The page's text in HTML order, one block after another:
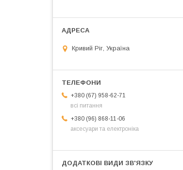
Кривий Ріг, Україна
+380 (67) 958-62-71
всі питання
+380 (96) 868-11-06
аксесуари та електроніка